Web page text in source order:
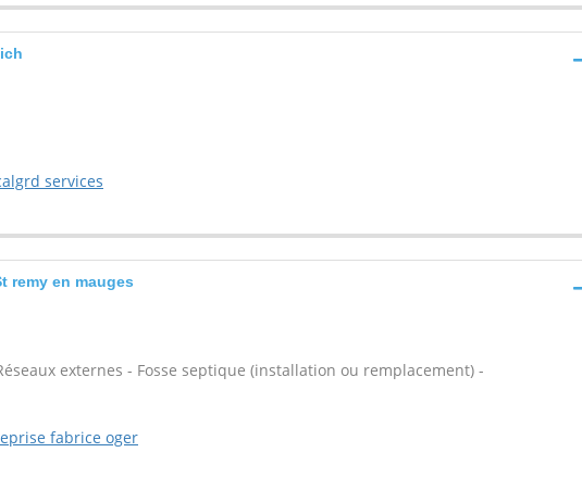
services
remy en mauges
externes - Fosse septique (installation ou remplacement) -
fabrice oger